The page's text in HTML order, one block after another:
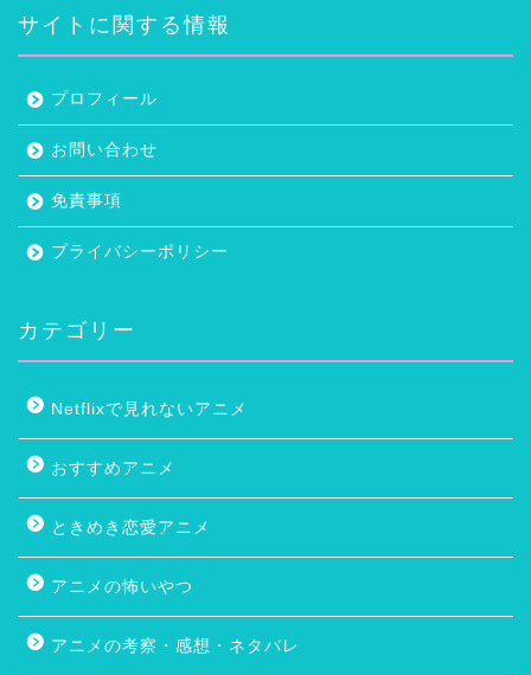
サイトに関する情報
プロフィール
お問い合わせ
免責事項
プライバシーポリシー
カテゴリー
Netflixで見れないアニメ
おすすめアニメ
ときめき恋愛アニメ
アニメの怖いやつ
アニメの考察・感想・ネタバレ